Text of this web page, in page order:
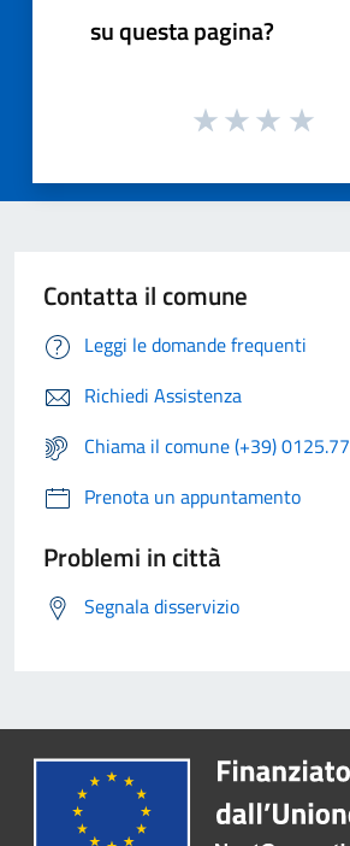
su questa pagina?
Contatta il comune
Leggi le domande frequenti
Richiedi Assistenza
Chiama il comune (+39)
Prenota un appuntamento
Problemi in città
Segnala disservizio